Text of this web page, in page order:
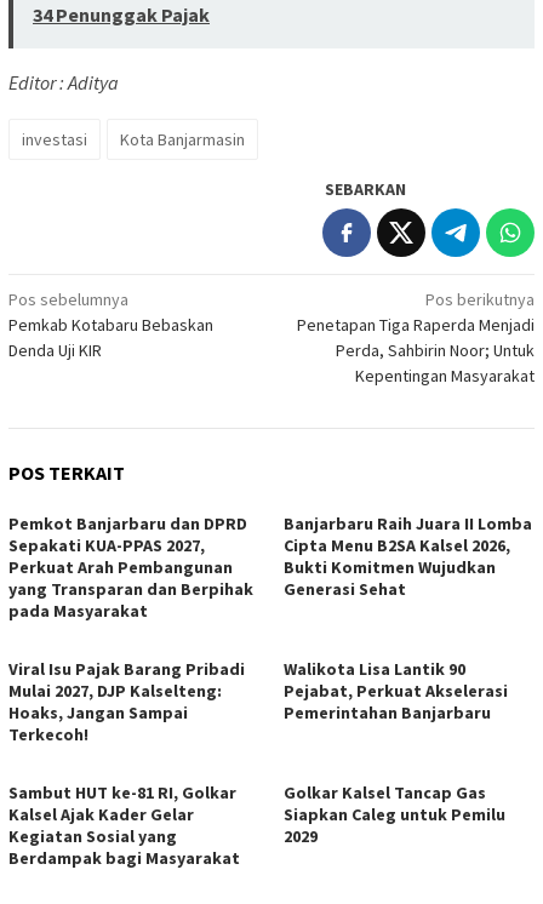
34 Penunggak Pajak
Editor : Aditya
investasi Kota Banjarmasin
SEBARKAN
Navigasi
pos
Pos sebelumnya
Pemkab Kotabaru Bebaskan
Denda Uji KIR
Pos berikutnya
Penetapan Tiga Raperda Menjadi
Perda, Sahbirin Noor; Untuk
Kepentingan Masyarakat
POS TERKAIT
Pemkot Banjarbaru dan DPRD
Sepakati KUA-PPAS 2027,
Perkuat Arah Pembangunan
yang Transparan dan Berpihak
pada Masyarakat
Banjarbaru Raih Juara II Lomba
Cipta Menu B2SA Kalsel 2026,
Bukti Komitmen Wujudkan
Generasi Sehat
Viral Isu Pajak Barang Pribadi
Mulai 2027, DJP Kalselteng:
Hoaks, Jangan Sampai
Terkecoh!
Walikota Lisa Lantik 90
Pejabat, Perkuat Akselerasi
Pemerintahan Banjarbaru
Sambut HUT ke-81 RI, Golkar
Kalsel Ajak Kader Gelar
Kegiatan Sosial yang
Berdampak bagi Masyarakat
Golkar Kalsel Tancap Gas
Siapkan Caleg untuk Pemilu
2029